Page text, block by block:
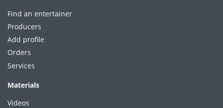
Find an entertainer
Producers
Add profile
Orders
Services
Materials
Videos